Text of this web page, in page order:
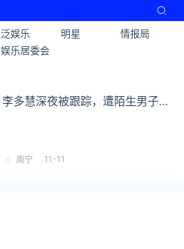
泛娱乐 明星
情报局
娱乐居委会
李多慧深夜被跟踪，遭陌生男子尾
周宁 11-11